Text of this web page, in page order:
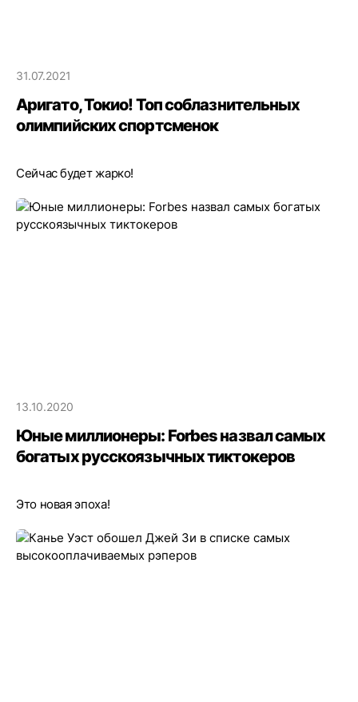
31.07.2021
Аригато, Токио! Топ соблазнительных
олимпийских спортсменок
Сейчас будет жарко!
13.10.2020
Юные миллионеры: Forbes назвал самых
богатых русскоязычных тиктокеров
Это новая эпоха!